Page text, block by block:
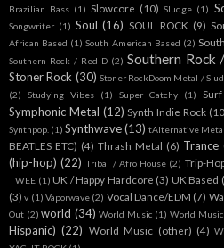
Brazilian Bass (1) Slowcore (10) Sludge (1)
Songwriter (1) Soul (16) SOUL ROCK (9)
African Based (1) South American Based (2)
Southern Rock / Red D (2) Southern Rock
Stoner Rock (30) Stoner RockDoom Metal /
(2)
Studying Vibes (1) Super Catchy (1)
Symphonic Metal (12) Synth Indie Rock
Synthpop. (1) Synthwave (13) tAlternative Metal
BEATLES ETC) (4) Thrash Metal (6) Trance
(hip-hop) (22) Tribal / Afro House (2) Trip-
TWEE (1) UK / Happy Hardcore (3) UK Based
(3) v (1) Vaporwave (2) Vocal Dance/EDM (7)
Out (2) world (34) World Music (1) World
Hispanic) (22) World Music (other) (4)